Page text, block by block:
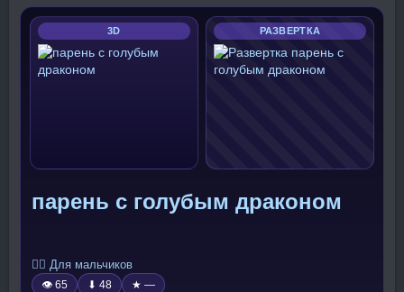
3D РАЗВЕРТКА
парень с голубым драконом
🧍‍♂️ Для мальчиков
👁 65 ⬇ 48 ★ —